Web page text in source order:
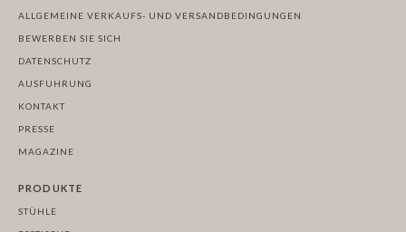
ALLGEMEINE VERKAUFS- UND VERSANDBEDINGUNGEN
BEWERBEN SIE SICH
DATENSCHUTZ
AUSFUHRUNG
KONTAKT
PRESSE
MAGAZINE
PRODUKTE
STÜHLE